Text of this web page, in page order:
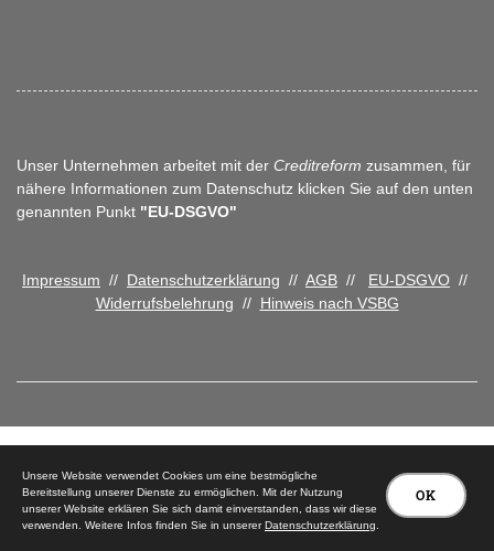
Unser Unternehmen arbeitet mit der Creditreform zusammen, für
nähere Informationen zum Datenschutz klicken Sie auf den unten
genannten Punkt "EU-DSGVO"
Impressum // Datenschutzerklärung // AGB // EU-DSGVO //
Widerrufsbelehrung // Hinweis nach VSBG
© 2026 Tischlerei Peter Carstensen
OK
Unsere Website verwendet Cookies um eine bestmögliche
Bereitstellung unserer Dienste zu ermöglichen. Mit der Nutzung
unserer Website erklären Sie sich damit einverstanden, dass wir diese
verwenden. Weitere Infos finden Sie in unsererDatenschutzerklärung